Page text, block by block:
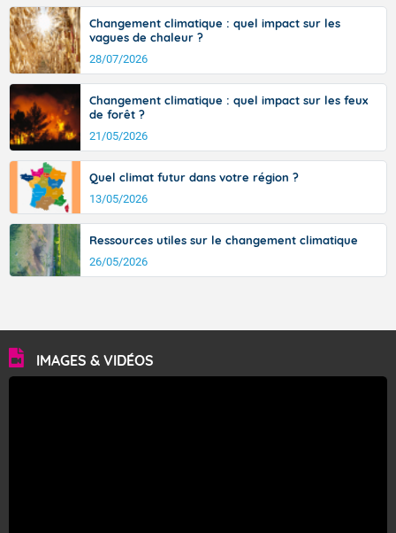
Changement climatique : quel impact sur les
vagues de chaleur ?
28/07/2026
Changement climatique : quel impact sur les feux
de forêt ?
21/05/2026
Quel climat futur dans votre région ?
13/05/2026
Ressources utiles sur le changement climatique
26/05/2026
IMAGES & VIDÉOS